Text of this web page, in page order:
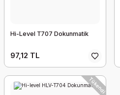
Hi-Level T707 Dokunmatik
97,12 TL
Tükendi